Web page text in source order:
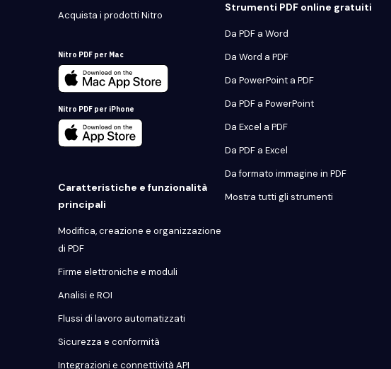
Acquista i prodotti Nitro
Nitro PDF per Mac
Nitro PDF per iPhone
Caratteristiche e funzionalità
principali
Modifica, creazione e organizzazione
di PDF
Firme elettroniche e moduli
Analisi e ROI
Flussi di lavoro automatizzati
Sicurezza e conformità
Integrazioni e connettività API
Strumenti PDF online gratuiti
Da PDF a Word
Da Word a PDF
Da PowerPoint a PDF
Da PDF a PowerPoint
Da Excel a PDF
Da PDF a Excel
Da formato immagine in PDF
Mostra tutti gli strumenti